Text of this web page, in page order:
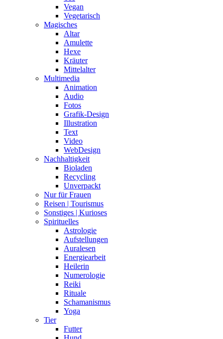
Vegan
Vegetarisch
Magisches
Altar
Amulette
Hexe
Kräuter
Mittelalter
Multimedia
Animation
Audio
Fotos
Grafik-Design
Illustration
Text
Video
WebDesign
Nachhaltigkeit
Bioladen
Recycling
Unverpackt
Nur für Frauen
Reisen | Tourismus
Sonstiges | Kurioses
Spirituelles
Astrologie
Aufstellungen
Auralesen
Energiearbeit
Heilerin
Numerologie
Reiki
Rituale
Schamanismus
Yoga
Tier
Futter